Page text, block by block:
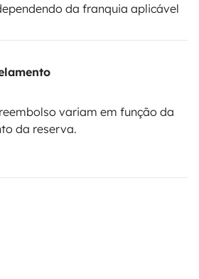
da franquia aplicável
variam em função da
da reserva.